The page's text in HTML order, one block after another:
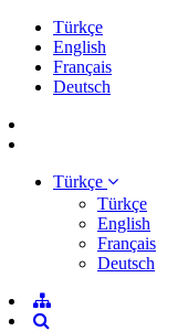
Türkçe
English
Français
Deutsch
Türkçe
Türkçe
English
Français
Deutsch